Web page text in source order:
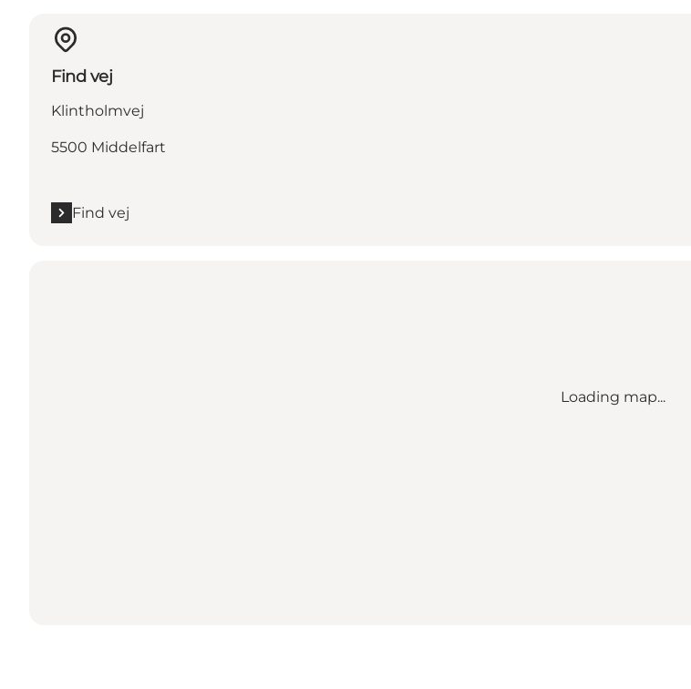
Find vej
Klintholmvej
5500 Middelfart
Find vej
Loading map...